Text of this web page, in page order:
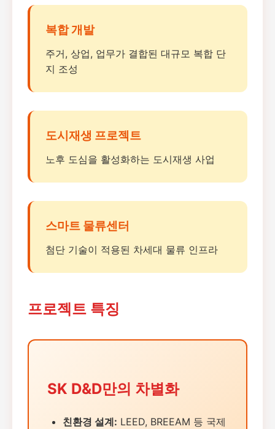
복합 개발
주거, 상업, 업무가 결합된 대규모 복합 단
지 조성
도시재생 프로젝트
노후 도심을 활성화하는 도시재생 사업
스마트 물류센터
첨단 기술이 적용된 차세대 물류 인프라
프로젝트 특징
SK D&D만의 차별화
친환경 설계: LEED, BREEAM 등 국제